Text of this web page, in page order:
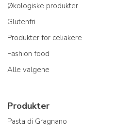
Økologiske produkter
Glutenfri
Produkter for celiakere
Fashion food
Alle valgene
Produkter
Pasta di Gragnano